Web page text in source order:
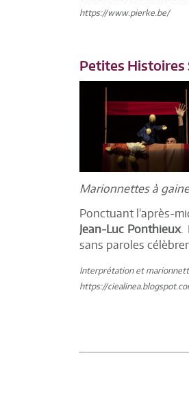
https://www.pierke.be/
Petites Histoires
Marionnettes à
Ponctuant l'après-
Jean-Luc Ponthieux.
sans paroles
Interprétation et
https://